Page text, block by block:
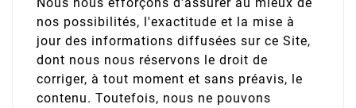
nos possibilités, l'exactitude et la mise à
jour des informations diffusées sur ce Site,
dont nous nous réservons le droit de
corriger, à tout moment et sans préavis, le
contenu. Toutefois, nous ne pouvons